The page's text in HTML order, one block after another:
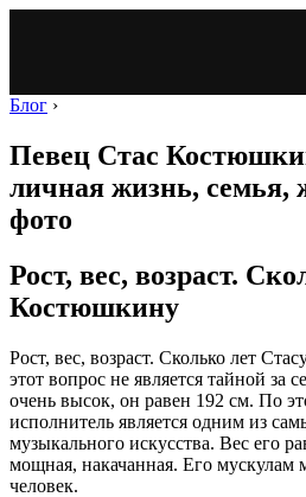
Блог ›
Певец Стас
личная жизнь, семья,
фото
Рост, вес, возраст.
Костюшкину
Рост, вес, возраст. Сколько лет
этот вопрос не является тайной за
очень высок, он равен 192 см. По
исполнитель является одним из
музыкального искусства. Вес его
мощная, накачанная. Его мускулам
человек.